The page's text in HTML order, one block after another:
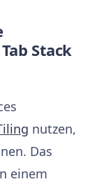
Stack
nutzen,
Das
einem